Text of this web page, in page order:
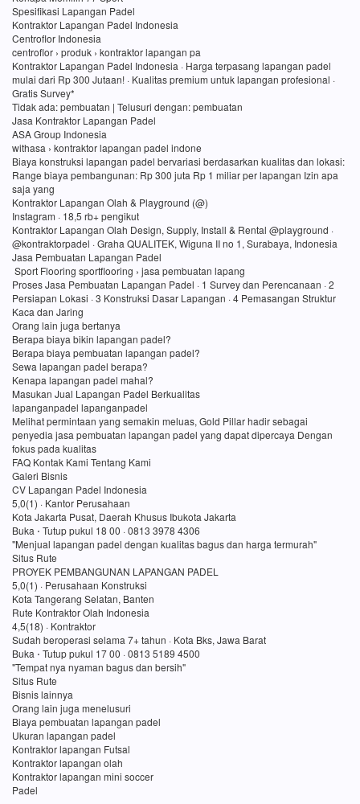
Spesifikasi Lapangan Padel
Kontraktor Lapangan Padel Indonesia
Centroflor Indonesia
centroflor › produk › kontraktor lapangan pa
Kontraktor Lapangan Padel Indonesia · Harga terpasang lapangan padel
mulai dari Rp 300 Jutaan! · Kualitas premium untuk lapangan profesional ·
Gratis Survey*
Tidak ada: pembuatan ‎| Telusuri dengan: pembuatan
Jasa Kontraktor Lapangan Padel
ASA Group Indonesia
withasa › kontraktor lapangan padel indone
Biaya konstruksi lapangan padel bervariasi berdasarkan kualitas dan lokasi:
Range biaya pembangunan: Rp 300 juta Rp 1 miliar per lapangan Izin apa
saja yang
Kontraktor Lapangan Olah & Playground (@)
Instagram · 18,5 rb+ pengikut
Kontraktor Lapangan Olah Design, Supply, Install & Rental @playground ·
@kontraktorpadel · Graha QUALITEK, Wiguna II no 1, Surabaya, Indonesia
Jasa Pembuatan Lapangan Padel
Sport Flooring sportflooring › jasa pembuatan lapang
Proses Jasa Pembuatan Lapangan Padel · 1 Survey dan Perencanaan · 2
Persiapan Lokasi · 3 Konstruksi Dasar Lapangan · 4 Pemasangan Struktur
Kaca dan Jaring
Orang lain juga bertanya
Berapa biaya bikin lapangan padel?
Berapa biaya pembuatan lapangan padel?
Sewa lapangan padel berapa?
Kenapa lapangan padel mahal?
Masukan Jual Lapangan Padel Berkualitas
lapanganpadel lapanganpadel
Melihat permintaan yang semakin meluas, Gold Pillar hadir sebagai
penyedia jasa pembuatan lapangan padel yang dapat dipercaya Dengan
fokus pada kualitas
FAQ Kontak Kami Tentang Kami
Galeri Bisnis
CV Lapangan Padel Indonesia
5,0(1) · Kantor Perusahaan
Kota Jakarta Pusat, Daerah Khusus Ibukota Jakarta
Buka ⋅ Tutup pukul 18 00 · 0813 3978 4306
"Menjual lapangan padel dengan kualitas bagus dan harga termurah"
Situs Rute
PROYEK PEMBANGUNAN LAPANGAN PADEL
5,0(1) · Perusahaan Konstruksi
Kota Tangerang Selatan, Banten
Rute Kontraktor Olah Indonesia
4,5(18) · Kontraktor
Sudah beroperasi selama 7+ tahun · Kota Bks, Jawa Barat
Buka ⋅ Tutup pukul 17 00 · 0813 5189 4500
"Tempat nya nyaman bagus dan bersih"
Situs Rute
Bisnis lainnya
Orang lain juga menelusuri
Biaya pembuatan lapangan padel
Ukuran lapangan padel
Kontraktor lapangan Futsal
Kontraktor lapangan olah
Kontraktor lapangan mini soccer
Padel